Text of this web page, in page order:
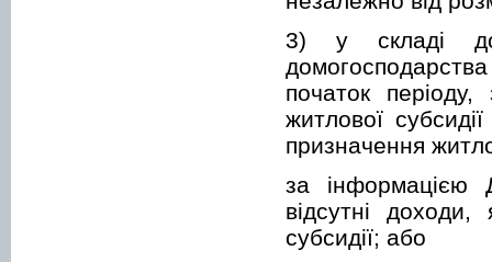
3) у складі
початок
житлової
призначення
за інформацією
відсутні
субсидії; або